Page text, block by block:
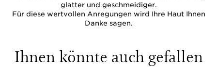
glatter und geschmeidiger.
Für diese wertvollen Anregungen wird Ihre Haut Ihnen
Danke sagen.
Ihnen könnte auch gefallen